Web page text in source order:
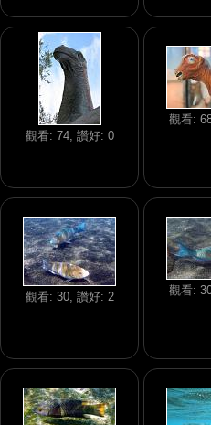
觀看: 74, 讚好: 0
觀看:
觀看: 30, 讚好: 2 觀看: